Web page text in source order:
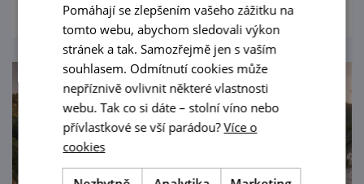
Pomáhají se zlepšením vašeho zážitku na
tomto webu, abychom sledovali výkon
stránek a tak. Samozřejmě jen s vaším
souhlasem. Odmítnutí cookies může
nepříznivě ovlivnit některé vlastnosti
webu. Tak co si dáte – stolní víno nebo
přívlastkové se vší parádou?Více o
cookies